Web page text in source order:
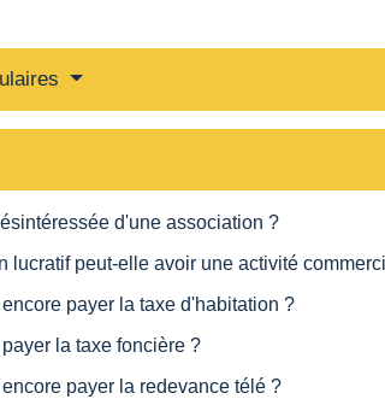
d'une association ?
lucratif peut-elle avoir une activité
payer la taxe d'habitation ?
la taxe foncière ?
payer la redevance télé ?